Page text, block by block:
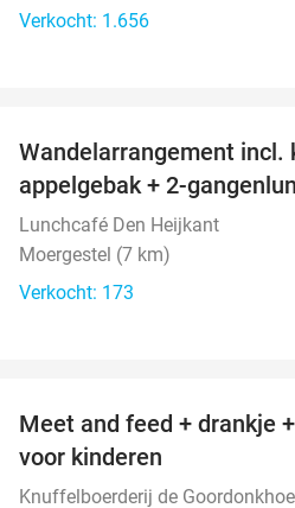
Verkocht: 1.656
Wandelarrangement
appelgebak + 2-
Lunchcafé Den Heijkant
Moergestel (7 km)
Verkocht: 173
Meet and feed + drankje
voor kinderen
Knuffelboerderij de